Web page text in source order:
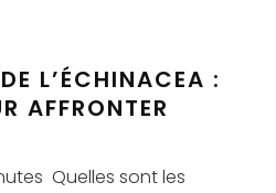
L’ÉCHINACEA :
AFFRONTER
Quelles sont les